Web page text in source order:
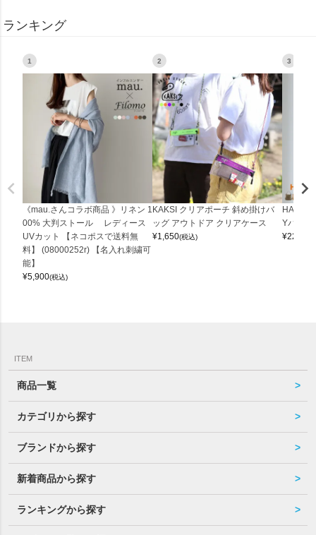
ランキング
1
《mau.さんコラボ商品 》リネン 1
00% 大判ストール レディース
UVカット 【ネコポスで送料無
料】 (08000252r) 【名入れ刺繍可
能】
¥5,900(税込)
2
KAKSI クリアポーチ 斜め掛けバ
ッグ アウトドア クリアケース
¥1,650(税込)
3
Yバッグ
¥22,000
ITEM
商品一覧
カテゴリから探す
ブランドから探す
新着商品から探す
ランキングから探す